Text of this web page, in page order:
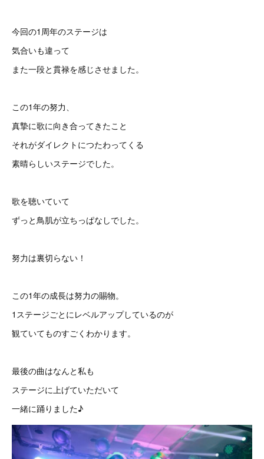
今回の1周年のステージは
気合いも違って
また一段と貫禄を感じさせました。
この1年の努力、
真摯に歌に向き合ってきたこと
それがダイレクトにつたわってくる
素晴らしいステージでした。
歌を聴いていて
ずっと鳥肌が立ちっぱなしでした。
努力は裏切らない！
この1年の成長は努力の賜物。
1ステージごとにレベルアップしているのが
観ていてものすごくわかります。
最後の曲はなんと私も
ステージに上げていただいて
一緒に踊りました♪